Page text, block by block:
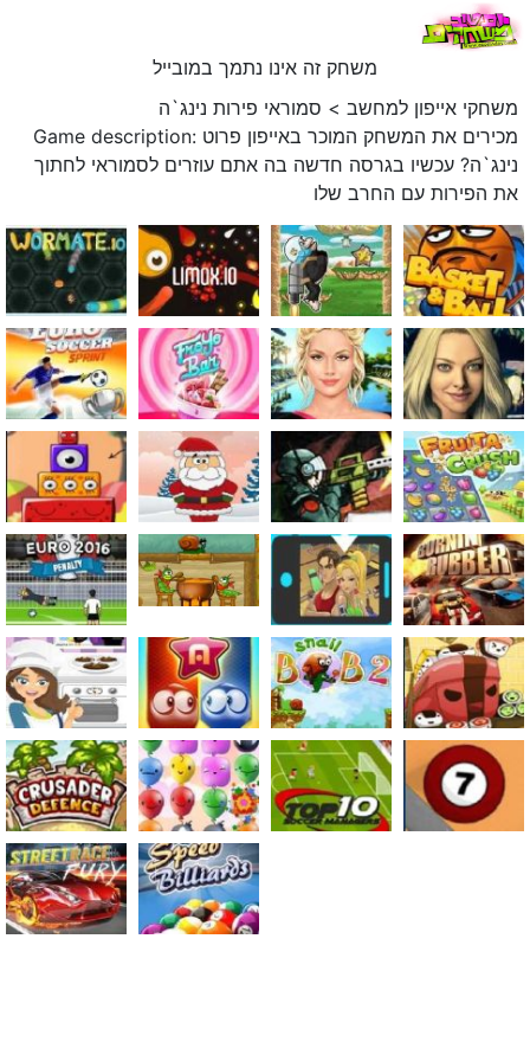
משחק זה אינו נתמך במובייל
משחקי אייפון למחשב > סמוראי פירות נינג`ה
Game description: מכירים את המשחק המוכר באייפון פרוט
נינג`ה? עכשיו בגרסה חדשה בה אתם עוזרים לסמוראי לחתוך
את הפירות עם החרב שלו